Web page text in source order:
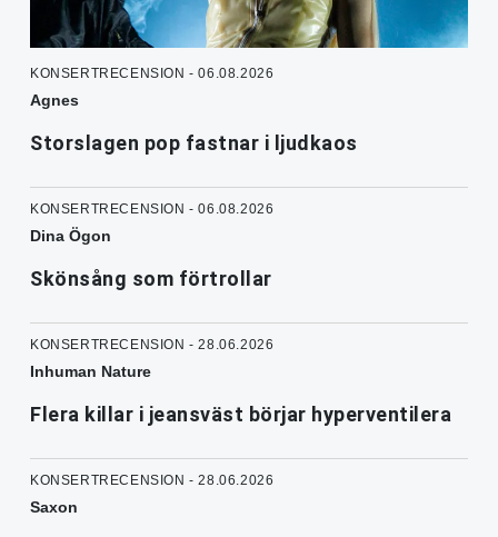
KONSERTRECENSION - 06.08.2026
Agnes
Storslagen pop fastnar i ljudkaos
KONSERTRECENSION - 06.08.2026
Dina Ögon
Skönsång som förtrollar
KONSERTRECENSION - 28.06.2026
Inhuman Nature
Flera killar i jeansväst börjar hyperventilera
KONSERTRECENSION - 28.06.2026
Saxon